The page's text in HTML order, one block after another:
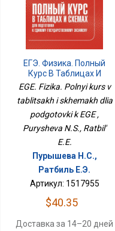
ЕГЭ. Физика. Полный
Курс В Таблицах И
Схемах Для Подготовки
EGE. Fizika. Polnyi kurs v
tablitsakh i skhemakh dlia
podgotovki k EGE ,
Purysheva N.S., Ratbil'
E.E.
Пурышева Н.С.,
Ратбиль Е.Э.
Артикул: 1517955
$40.35
Доставка за 14–20 дней